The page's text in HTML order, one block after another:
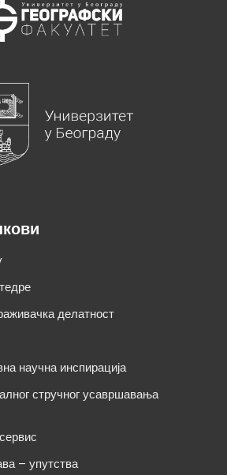
делатност
научна инспирација
стручног усавршавања
– упутства